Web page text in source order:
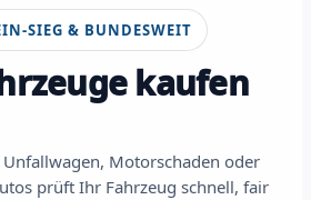
SIEG & BUNDESWEIT
kaufen
Motorschaden oder
prüft Ihr Fahrzeug schnell, fair